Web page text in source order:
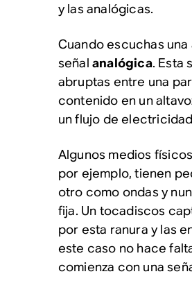
y las analógicas.
Cuando escuchas
señal analógica. Esta
abruptas entre una
contenido en un
un flujo de
Algunos medios
por ejemplo, tienen
otro como ondas y
fija. Un tocadiscos
por esta ranura y las
este caso no hace
comienza con una